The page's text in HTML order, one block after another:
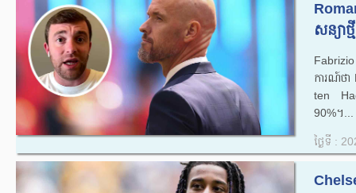
សន្យា
ការណ៍​ថា
ten
90%។...
ថ្ងៃទី :